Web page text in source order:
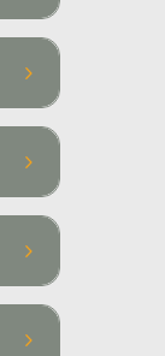
keyboard_arrow_right
keyboard_arrow_right
keyboard_arrow_right
keyboard_arrow_right